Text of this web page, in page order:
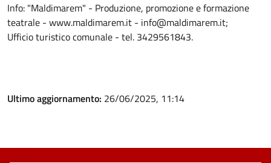
Info: "Maldimarem" - Produzione, promozione e formazione
teatrale - www.maldimarem.it - info@maldimarem.it;
Ufficio turistico comunale - tel. 3429561843.
Ultimo aggiornamento: 26/06/2025, 11:14